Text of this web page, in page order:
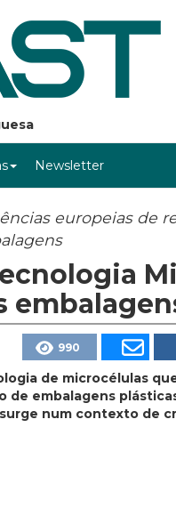
Newsletter
europeias de
990
de microcélulas
embalagens
num contexto de